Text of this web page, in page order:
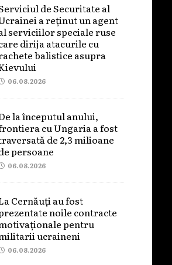
de Securitate al
a reținut un agent
serviciilor speciale ruse
dirija atacurile cu
balistice asupra
06.08.2026
la începutul anului,
cu Ungaria a fost
de 2,3 milioane
persoane
06.08.2026
Cernăuți au fost
noile contracte
pentru
ucraineni
06.08.2026